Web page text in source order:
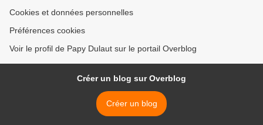
Cookies et données personnelles
Préférences cookies
Voir le profil de Papy Dulaut sur le portail Overblog
Créer un blog sur Overblog
Créer un blog